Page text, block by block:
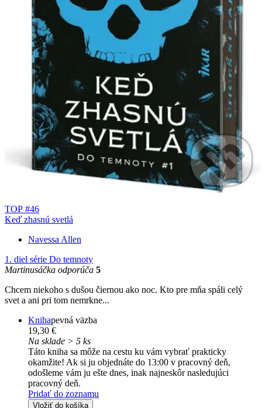
TOP #46
Keď zhasnú svetlá
Navessa Allen
1. diel série Do temnoty
Martinusáčka odporúča 5
Chcem niekoho s dušou čiernou ako noc. Kto pre mňa spáli celý
svet a ani pri tom nemrkne...
Knihapevná väzba
19,30 €
Na sklade > 5 ks
Táto kniha sa môže na cestu ku vám vybrať prakticky
okamžite! Ak si ju objednáte do 13:00 v pracovný deň,
odošleme vám ju ešte dnes, inak najneskôr nasledujúci
pracovný deň.
Pridať do zoznamu
Vložiť do košíka